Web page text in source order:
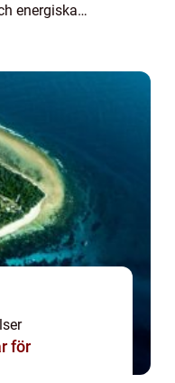
energiska
för